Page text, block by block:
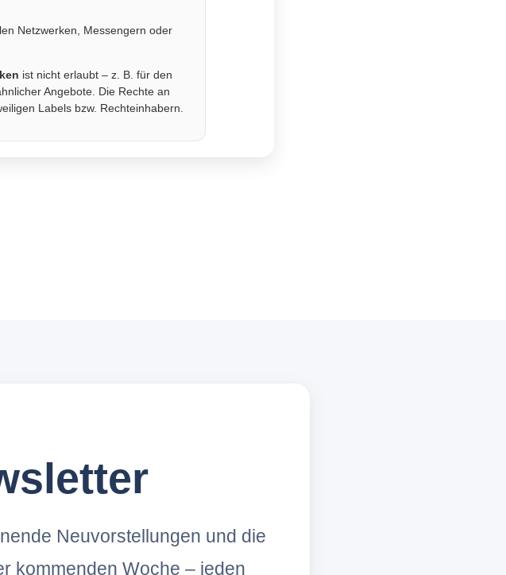
Netzwerken, Messengern oder
ist nicht erlaubt – z. B. für den
Angebote. Die Rechte an
Labels bzw. Rechteinhabern.
Neuvorstellungen und die
kommenden Woche – jeden